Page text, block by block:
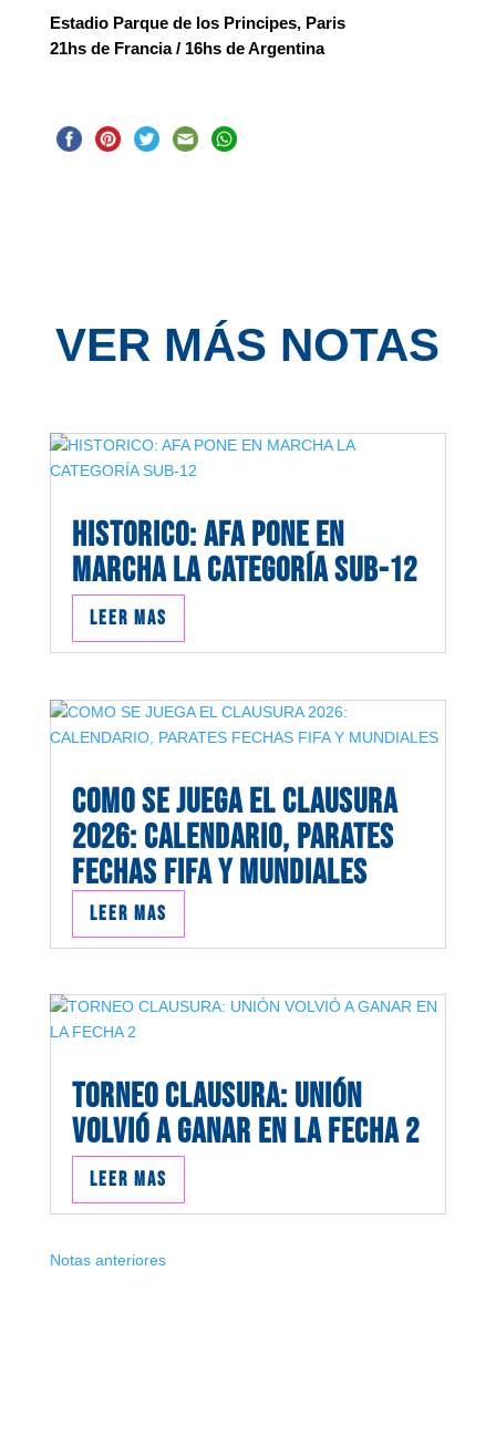
Estadio Parque de los Principes, Paris
21hs de Francia / 16hs de Argentina
VER MÁS NOTAS
HISTORICO: AFA PONE EN
MARCHA LA CATEGORÍA SUB-12
Leer mas
COMO SE JUEGA EL CLAUSURA
2026: CALENDARIO, PARATES
FECHAS FIFA Y MUNDIALES
Leer mas
TORNEO CLAUSURA: UNIÓN
VOLVIÓ A GANAR EN LA FECHA 2
Leer mas
Notas anteriores